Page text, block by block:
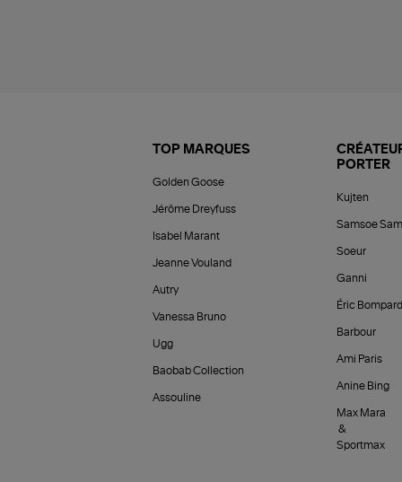
TOP MARQUES
Golden Goose
Jérôme Dreyfuss
Isabel Marant
Jeanne Vouland
Autry
Vanessa Bruno
Ugg
Baobab Collection
Assouline
PORTER
Kujten
Samsoe
Soeur
Ganni
Éric Bompard
Barbour
Ami Paris
Anine Bing
Max Mara
&
Sportmax